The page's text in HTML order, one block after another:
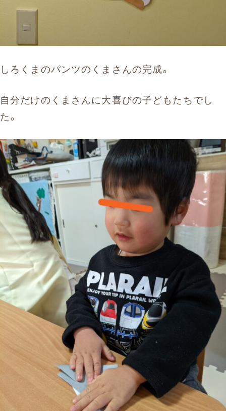
しろくまのパンツのくまさんの完成。
自分だけのくまさんに大喜びの子どもたちでし
た。